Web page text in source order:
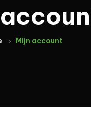
Mijn account